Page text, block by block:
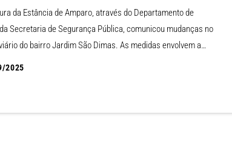
da Estância de Amparo, através do Departamento de
Secretaria de Segurança Pública, comunicou mudanças no
do bairro Jardim São Dimas. As medidas envolvem a
do sentido de circulação de diversas ruas e a implantação
como ficará a nova […]
2025